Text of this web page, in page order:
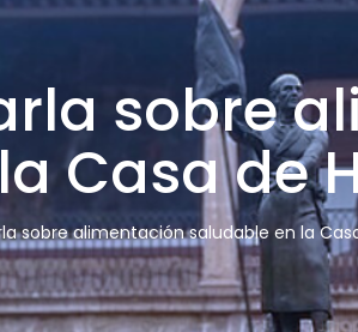
sobre
Casa de
sobre alimentación saludable en la